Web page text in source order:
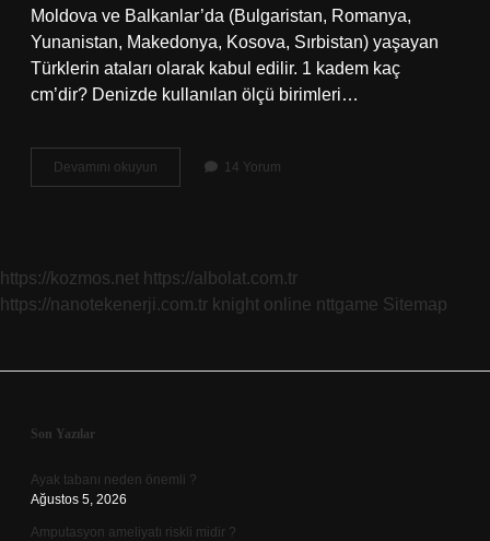
Moldova ve Balkanlar’da (Bulgaristan, Romanya,
Yunanistan, Makedonya, Kosova, Sırbistan) yaşayan
Türklerin ataları olarak kabul edilir. 1 kadem kaç
cm’dir? Denizde kullanılan ölçü birimleri…
Devamını okuyun
Türkler
14 Yorum
https://kozmos.net https://albolat.com.tr
https://nanotekenerji.com.tr knight online nttgame Sitemap
Sidebar
Son Yazılar
Ayak tabanı neden önemli ?
Ağustos 5, 2026
Amputasyon ameliyatı riskli midir ?